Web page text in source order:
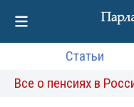
Статьи
Все о пенсиях в